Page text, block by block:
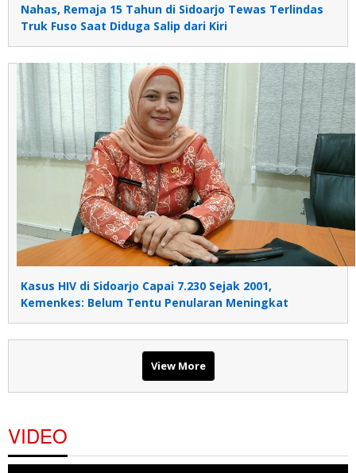
Nahas, Remaja 15 Tahun di Sidoarjo Tewas Terlindas
Truk Fuso Saat Diduga Salip dari Kiri
Kasus HIV di Sidoarjo Capai 7.230 Sejak 2001,
Kemenkes: Belum Tentu Penularan Meningkat
View More
VIDEO